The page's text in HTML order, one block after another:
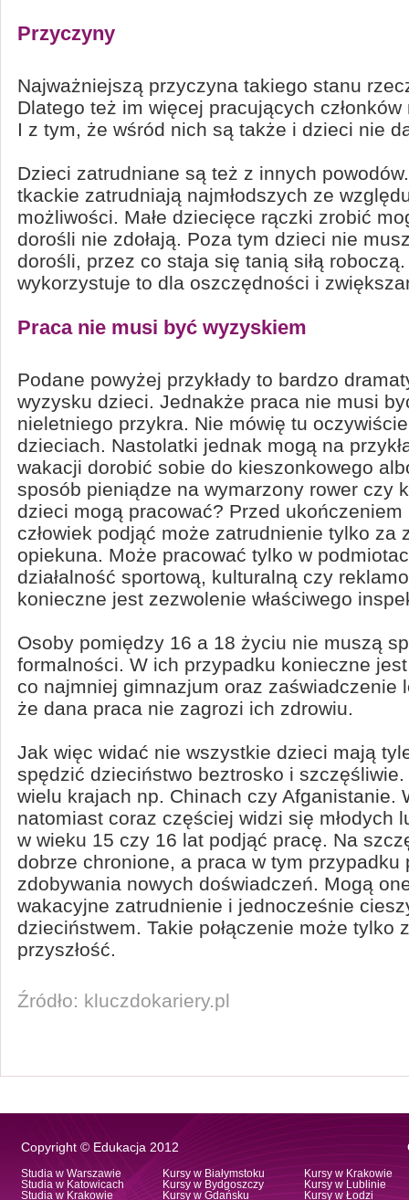
Przyczyny
Najważniejszą przyczyna takiego stanu
Dlatego też im więcej pracujących
I z tym, że wśród nich są także i dzieci nie
Dzieci zatrudniane są też z innych
tkackie zatrudniają najmłodszych ze
możliwości. Małe dziecięce rączki zrobić
dorośli nie zdołają. Poza tym dzieci nie
dorośli, przez co staja się tanią siłą
wykorzystuje to dla oszczędności i
Praca nie musi być wyzyskiem
Podane powyżej przykłady to bardzo
wyzysku dzieci. Jednakże praca nie musi
nieletniego przykra. Nie mówię tu
dzieciach. Nastolatki jednak mogą na
wakacji dorobić sobie do kieszonkowego
sposób pieniądze na wymarzony rower czy
dzieci mogą pracować? Przed ukończeniem
człowiek podjąć może zatrudnienie tylko za
opiekuna. Może pracować tylko w
działalność sportową, kulturalną czy
konieczne jest zezwolenie właściwego
Osoby pomiędzy 16 a 18 życiu nie muszą
formalności. W ich przypadku konieczne
co najmniej gimnazjum oraz zaświadczenie
że dana praca nie zagrozi ich zdrowiu.
Jak więc widać nie wszystkie dzieci mają
spędzić dzieciństwo beztrosko i
wielu krajach np. Chinach czy Afganistanie.
natomiast coraz częściej widzi się młodych
w wieku 15 czy 16 lat podjąć pracę. Na
dobrze chronione, a praca w tym przypadku
zdobywania nowych doświadczeń. Mogą
wakacyjne zatrudnienie i jednocześnie
dzieciństwem. Takie połączenie może tylko
przyszłość.
Źródło: kluczdokariery.pl
Copyright © Edukacja 2012
Studia w Warszawie
Studia w Katowicach
Studia w Krakowie
Kursy w Białymstoku
Kursy w Bydgoszczy
Kursy w Gdańsku
Kursy w Krakowie
Kursy w Lublinie
Kursy w Łodzi